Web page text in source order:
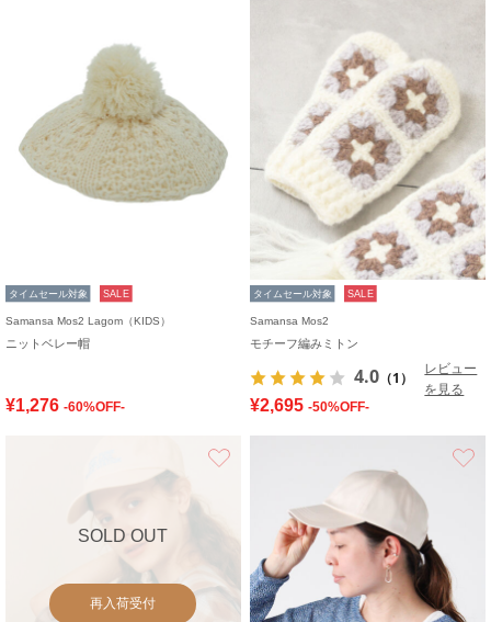
タイムセール対象 SALE
Samansa Mos2 Lagom（KIDS）
ニットベレー帽
¥1,276 -60%OFF-
タイムセール対象 SALE
Samansa Mos2
モチーフ編みミトン
4.0 （1）
レビュー
を見る
¥2,695 -50%OFF-
SOLD OUT
再入荷受付